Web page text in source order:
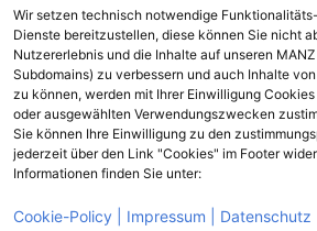
Wir setzen technisch notwendige
Dienste bereitzustellen, diese können Sie nicht
Nutzererlebnis und die Inhalte auf unseren
Subdomains) zu verbessern und auch Inhalte
zu können, werden mit Ihrer Einwilligung
oder ausgewählten Verwendungszwecken
Sie können Ihre Einwilligung zu den
jederzeit über den Link "Cookies" im Footer
Informationen finden Sie unter:
Cookie-Policy | Impressum | Datenschutz